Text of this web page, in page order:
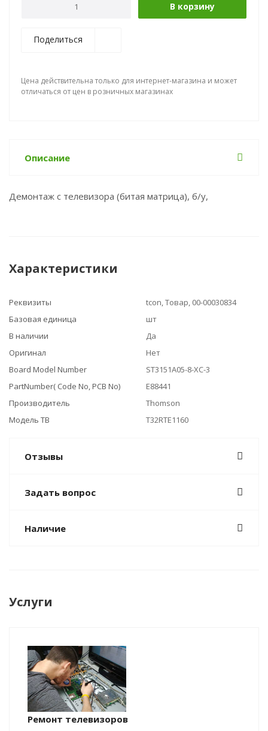
В корзину
Поделиться
Цена действительна только для интернет-магазина и может
отличаться от цен в розничных магазинах
Описание
Демонтаж с телевизора (битая матрица), б/у,
Характеристики
Реквизиты
tcon, Товар, 00-00030834
Базовая единица
шт
В наличии
Да
Оригинал
Нет
Board Model Number
ST3151A05-8-XC-3
PartNumber( Code No, PCB No)
E88441
Производитель
Thomson
Модель ТВ
T32RTE1160
Отзывы
Задать вопрос
Наличие
Услуги
Ремонт телевизоров